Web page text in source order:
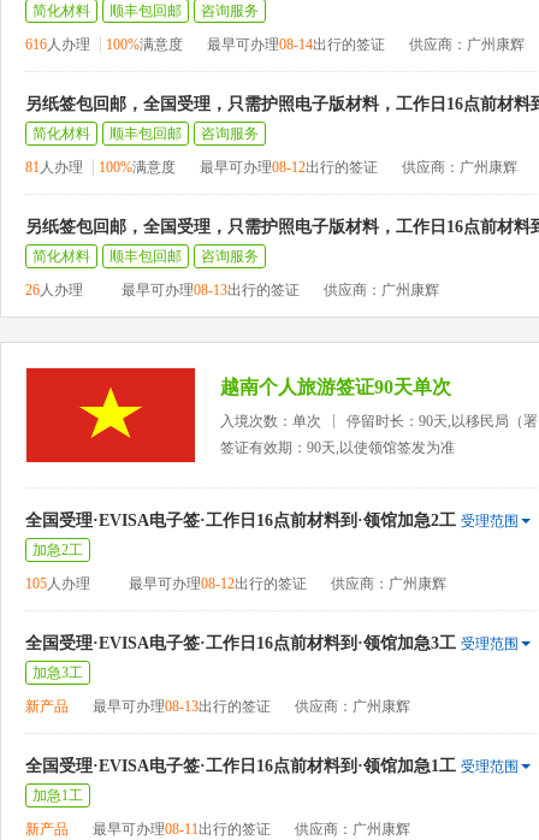
简化材料 顺丰包回邮
咨询服务
616人办理 100%满意度 最早可办理08-14出行的签证 供应商：广州康辉
另纸签包回邮，全国受理，只需护照电子版材料，工作日16点前材料
简化材料 顺丰包回邮
咨询服务
81人办理 100%满意度 最早可办理08-12出行的签证 供应商：广州康辉
另纸签包回邮，全国受理，只需护照电子版材料，工作日16点前材料
简化材料 顺丰包回邮
咨询服务
26人办理 最早可办理08-13出行的签证 供应商：广州康辉
越南个人旅游签证90天单次
入境次数：单次
停留时长：90天,以移民局（
签证有效期：90天,以使领馆签发为准
全国受理·EVISA电子签·工作日16点前材料到·领馆加急2工 受理范围
加急2工
105人办理 最早可办理08-12出行的签证 供应商：广州康辉
全国受理·EVISA电子签·工作日16点前材料到·领馆加急3工 受理范围
加急3工
新产品
最早可办理08-13出行的签证 供应商：广州康辉
全国受理·EVISA电子签·工作日16点前材料到·领馆加急1工 受理范围
加急1工
新产品
最早可办理08-11出行的签证 供应商：广州康辉